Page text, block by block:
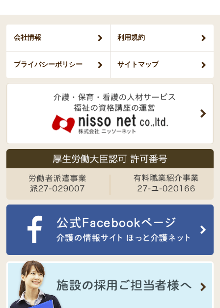
会社情報 利用規約
プライバシーポリシー サイトマップ